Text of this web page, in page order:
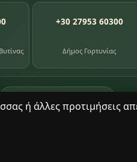
ή άλλες προτιμήσεις
+30 27953 60300
Δήμος Γορτυνίας
σημεία κληρονομιάς